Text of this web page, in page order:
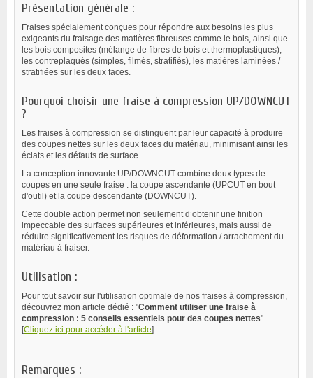
Présentation générale :
Fraises spécialement conçues pour répondre aux besoins les plus
exigeants du fraisage des matières fibreuses comme le bois, ainsi que
les bois composites (mélange de fibres de bois et thermoplastiques),
les contreplaqués (simples, filmés, stratifiés), les matières laminées /
stratifiées sur les deux faces.
Pourquoi choisir une fraise à compression UP/DOWNCUT
?
Les fraises à compression se distinguent par leur capacité à produire
des coupes nettes sur les deux faces du matériau, minimisant ainsi les
éclats et les défauts de surface.
La conception innovante UP/DOWNCUT combine deux types de
coupes en une seule fraise : la coupe ascendante (UPCUT en bout
d'outil) et la coupe descendante (DOWNCUT).
Cette double action permet non seulement d’obtenir une finition
impeccable des surfaces supérieures et inférieures, mais aussi de
réduire significativement les risques de déformation / arrachement du
matériau à fraiser.
Utilisation :
Pour tout savoir sur l'utilisation optimale de nos fraises à compression,
découvrez mon article dédié : "Comment utiliser une fraise à
compression : 5 conseils essentiels pour des coupes nettes".
[Cliquez ici pour accéder à l'article]
Remarques :